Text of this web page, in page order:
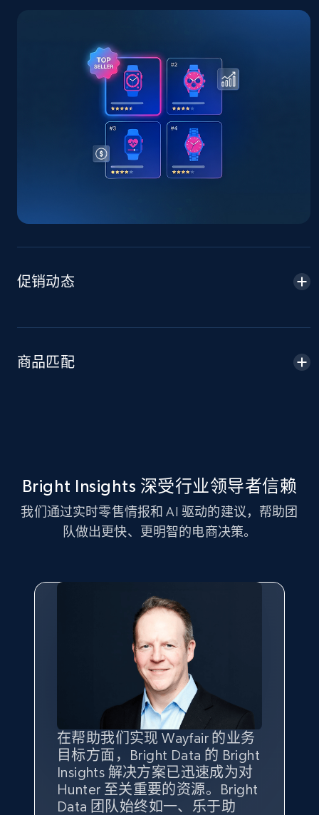
URL, Title, Available, Description, Currency, Initial
price, Final price, Discount percent, and more.
667+ 立即开始
price, Final price, Discount percent, and more.
Amazon sellers info
Seller id, URL, Seller name, Description, Detailed
info, Stars, Feedbacks, Return policy, and more.
eBay
URL, Product id, Title, Seller name, Seller rating,
Seller reviews, Breadcrumbs, Root category, and
eBay - Gather data on products using
specified keywords
URL, Product id, Title, Seller name, Seller rating,
Seller reviews, Breadcrumbs, Root category, and
2.5K+ 359+ 立即开始
促销动态
商品匹配
Bright Insights 深受行业领导者信赖
我们通过实时零售情报和 AI 驱动的建议，帮助团
队做出更快、更明智的电商决策。
在帮助我们实现 Wayfair 的业务
目标方面，Bright Data 的 Bright
Insights 解决方案已迅速成为对
Hunter 至关重要的资源。Bright
Data 团队始终如一、乐于助
Bright Insights 的数据极大地支
持了我们公司的目标。每个产品
类别的市场份额帮助我们以主要
竞争对手为基准，而供应商的销
售情况则从战术上帮助我们的营
我们之所以选择 Bright
Insights，是因为它能够跟踪销
售情况，并绘制对我们业务至关
重要的竞争产品类别图。
借助 Bright Data 的解决方案，
我们获得了对市场领域、产品、
竞争格局以及消费者行为趋势的
独特且全面的洞察。